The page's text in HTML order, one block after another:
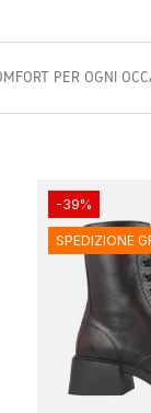
PER OGNI
-39%
SPEDIZIONE